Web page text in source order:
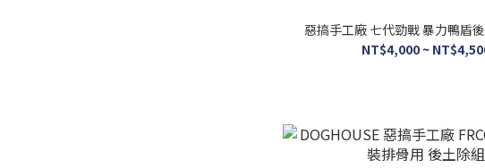
惡搞手工廠 七代勁戰 暴力鴨盾
NT$4,000 ~